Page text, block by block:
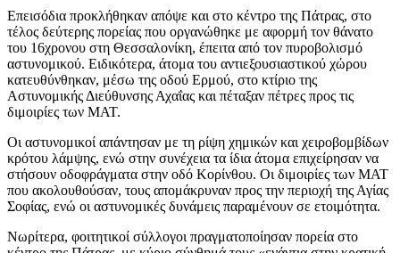
Επεισόδια προκλήθηκαν απόψε και στο κέντρο της Πάτρας, στο
τέλος δεύτερης πορείας που οργανώθηκε με αφορμή τον θάνατο
του 16χρονου στη Θεσσαλονίκη, έπειτα από τον πυροβολισμό
αστυνομικού. Ειδικότερα, άτομα του αντιεξουσιαστικού χώρου
κατευθύνθηκαν, μέσω της οδού Ερμού, στο κτίριο της
Αστυνομικής Διεύθυνσης Αχαΐας και πέταξαν πέτρες προς τις
διμοιρίες των ΜΑΤ.
Οι αστυνομικοί απάντησαν με τη ρίψη χημικών και χειροβομβίδων
κρότου λάμψης, ενώ στην συνέχεια τα ίδια άτομα επιχείρησαν να
στήσουν οδοφράγματα στην οδό Κορίνθου. Οι διμοιρίες των ΜΑΤ
που ακολουθούσαν, τους απομάκρυναν προς την περιοχή της Αγίας
Σοφίας, ενώ οι αστυνομικές δυνάμεις παραμένουν σε ετοιμότητα.
Νωρίτερα, φοιτητικοί σύλλογοι πραγματοποίησαν πορεία στο